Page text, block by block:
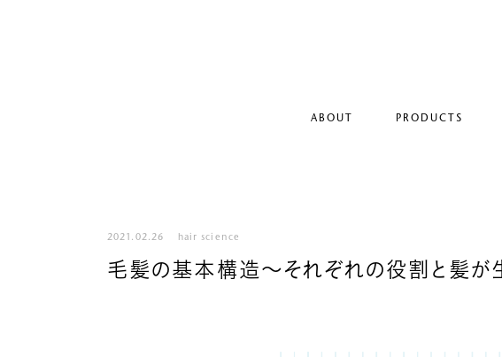
ABOUT PRODUCTS
2021.02.26 hair science
毛髪の基本構造～それぞれの役割と髪が